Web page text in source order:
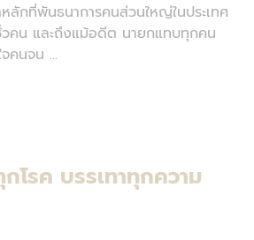
กที่พันธนาการคนส่วนใหญ่ในประเทศ
วคน และถึงแม้อดีต นายกแทบทุกคน
คนจน ...
โรค บรรเทาทุกความ